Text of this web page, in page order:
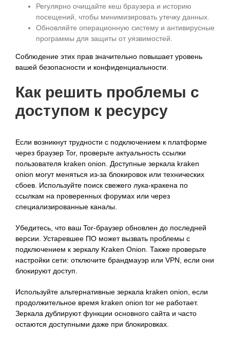
Регулярно очищайте кеш браузера и историю
посещений, чтобы минимизировать утечку данных.
Обновляйте операционную систему и антивирусные
программы для защиты от уязвимостей.
Соблюдение этих прав значительно повышает уровень
вашей безопасности и конфиденциальности.
Как решить проблемы с
доступом к ресурсу
Если возникнут трудности с подключением к платформе
через браузер Tor, проверьте актуальность ссылки
пользователя kraken onion. Доступные зеркала kraken
onion могут меняться из-за блокировок или технических
сбоев. Используйте поиск свежего лука-кракена по
ссылкам на проверенных форумах или через
специализированные каналы.
Убедитесь, что ваш Tor-браузер обновлен до последней
версии. Устаревшее ПО может вызвать проблемы с
подключением к зеркалу Kraken Onion. Также проверьте
настройки сети: отключите брандмауэр или VPN, если они
блокируют доступ.
Используйте альтернативные зеркала kraken onion, если
продолжительное время kraken onion tor не работает.
Зеркала дублируют функции основного сайта и часто
остаются доступными даже при блокировках.